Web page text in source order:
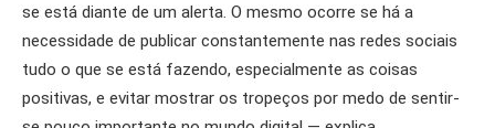
se está diante de um alerta. O mesmo ocorre se há a
necessidade de publicar constantemente nas redes sociais
tudo o que se está fazendo, especialmente as coisas
positivas, e evitar mostrar os tropeços por medo de sentir-